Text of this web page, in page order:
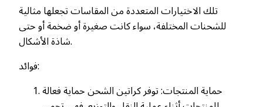
تلك الاختيارات المتعددة من المقاسات تجعلها مثالية
للشحنات المختلفة، سواء كانت صغيرة أو ضخمة أو حتى
شاذة الأشكال.
فوائد:
حماية المنتجات: توفر كراتين الشحن حماية فعالة